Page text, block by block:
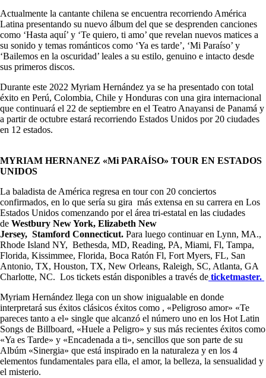
Actualmente la cantante chilena se encuentra recorriendo América
Latina presentando su nuevo álbum del que se desprenden canciones
como ‘Hasta aquí’ y ‘Te quiero, ti amo’ que revelan nuevos matices a
su sonido y temas románticos como ‘Ya es tarde’, ‘Mi Paraíso’ y
‘Bailemos en la oscuridad’ leales a su estilo, genuino e intacto desde
sus primeros discos.
Durante este 2022 Myriam Hernández ya se ha presentado con total
éxito en Perú, Colombia, Chile y Honduras con una gira internacional
que continuará el 22 de septiembre en el Teatro Anayansi de Panamá y
a partir de octubre estará recorriendo Estados Unidos por 20 ciudades
en 12 estados.
MYRIAM HERNANEZ «Mi PARAÍSO» TOUR EN ESTADOS
UNIDOS
La baladista de América regresa en tour con 20 conciertos
confirmados, en lo que sería su gira más extensa en su carrera en Los
Estados Unidos comenzando por el área tri-estatal en las ciudades
de Westbury New York, Elizabeth New
Jersey, Stamford Connecticut. Para luego continuar en Lynn, MA.,
Rhode Island NY, Bethesda, MD, Reading, PA, Miami, Fl, Tampa,
Florida, Kissimmee, Florida, Boca Ratón Fl, Fort Myers, FL, San
Antonio, TX, Houston, TX, New Orleans, Raleigh, SC, Atlanta, GA
Charlotte, NC. Los tickets están disponibles a través de ticketmaster.
Myriam Hernández llega con un show inigualable en donde
interpretará sus éxitos clásicos éxitos como , «Peligroso amor» «Te
pareces tanto a el» single que alcanzó el número uno en los Hot Latin
Songs de Billboard, «Huele a Peligro» y sus más recientes éxitos como
«Ya es Tarde» y «Encadenada a ti», sencillos que son parte de su
Albúm «Sinergia» que está inspirado en la naturaleza y en los 4
elementos fundamentales para ella, el amor, la belleza, la sensualidad y
el misterio.